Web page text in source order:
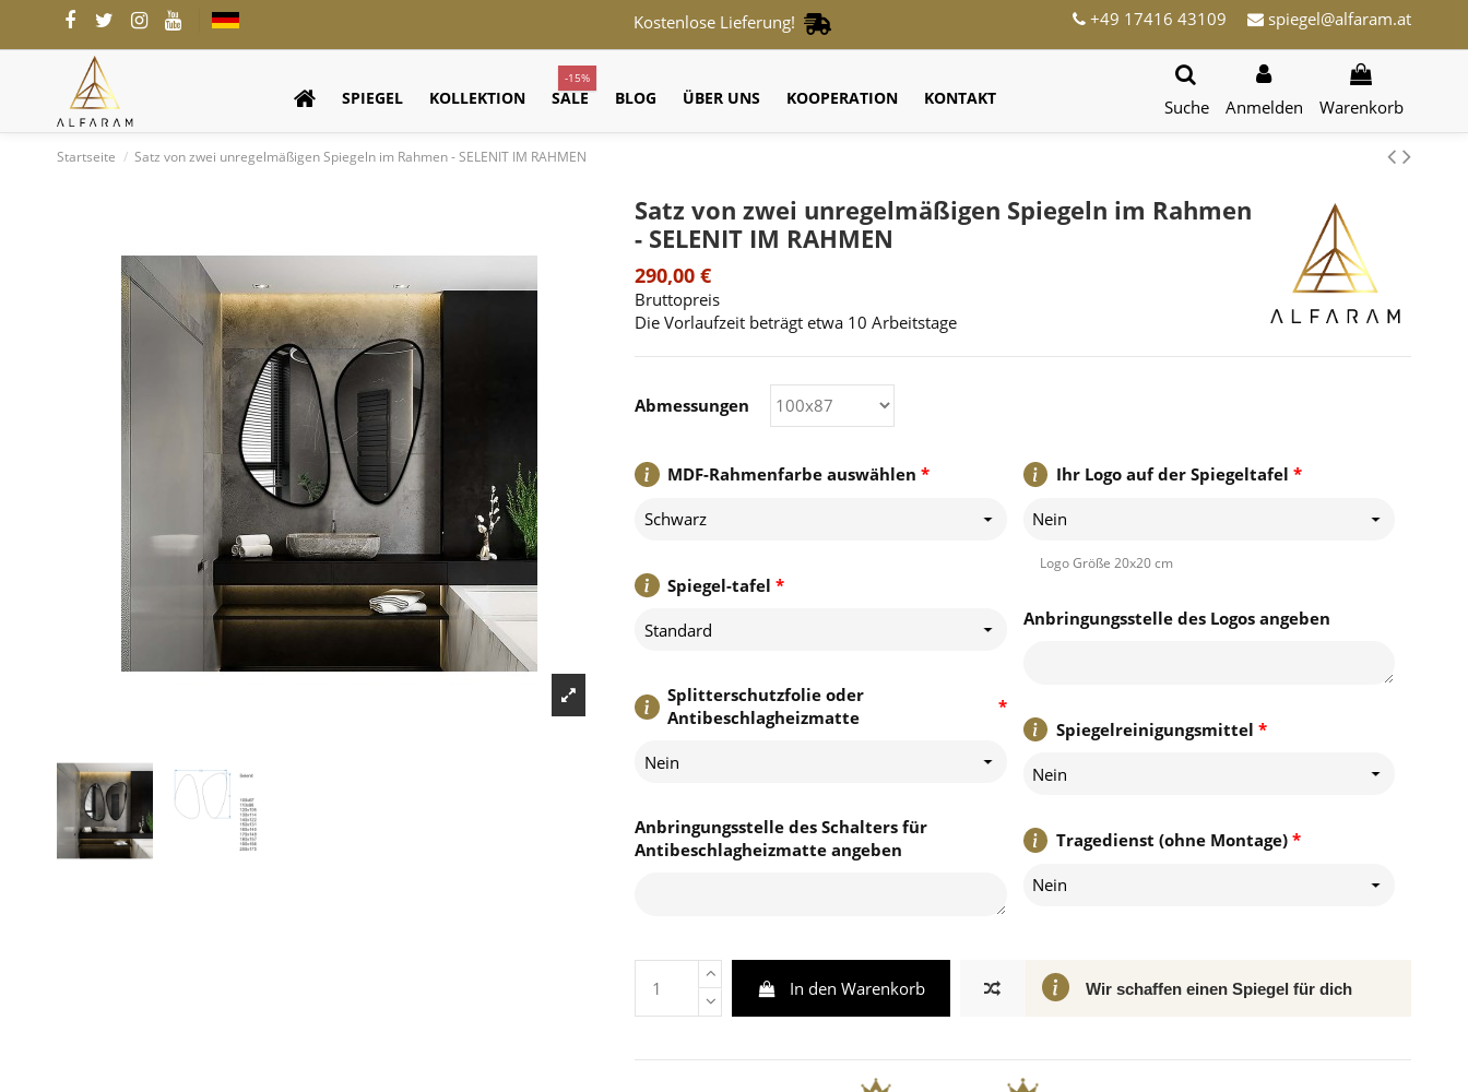
Kostenlose Lieferung! +49 17416 43109 spiegel@alfaram.at
SPIEGEL KOLLEKTION SALE
-15%
BLOG ÜBER UNS KOOPERATION KONTAKT Suche Anmelden Warenkorb
Startseite Satz von zwei unregelmäßigen Spiegeln im Rahmen - SELENIT IM RAHMEN
Satz von zwei unregelmäßigen Spiegeln im Rahmen
- SELENIT IM RAHMEN
290,00 €
Bruttopreis
Die Vorlaufzeit beträgt etwa 10 Arbeitstage
*
MDF-Rahmenfarbe auswählen
Schwarz
*
Spiegel-tafel
Standard
*
Splitterschutzfolie oder
Antibeschlagheizmatte
Nein
Anbringungsstelle des Schalters für
Antibeschlagheizmatte angeben
*
Ihr Logo auf der Spiegeltafel
Nein
Logo Größe 20x20 cm
Anbringungsstelle des Logos angeben
*
Spiegelreinigungsmittel
Nein
*
Tragedienst (ohne Montage)
Nein
Abmessungen
In den Warenkorb Wir schaffen einen Spiegel für dich